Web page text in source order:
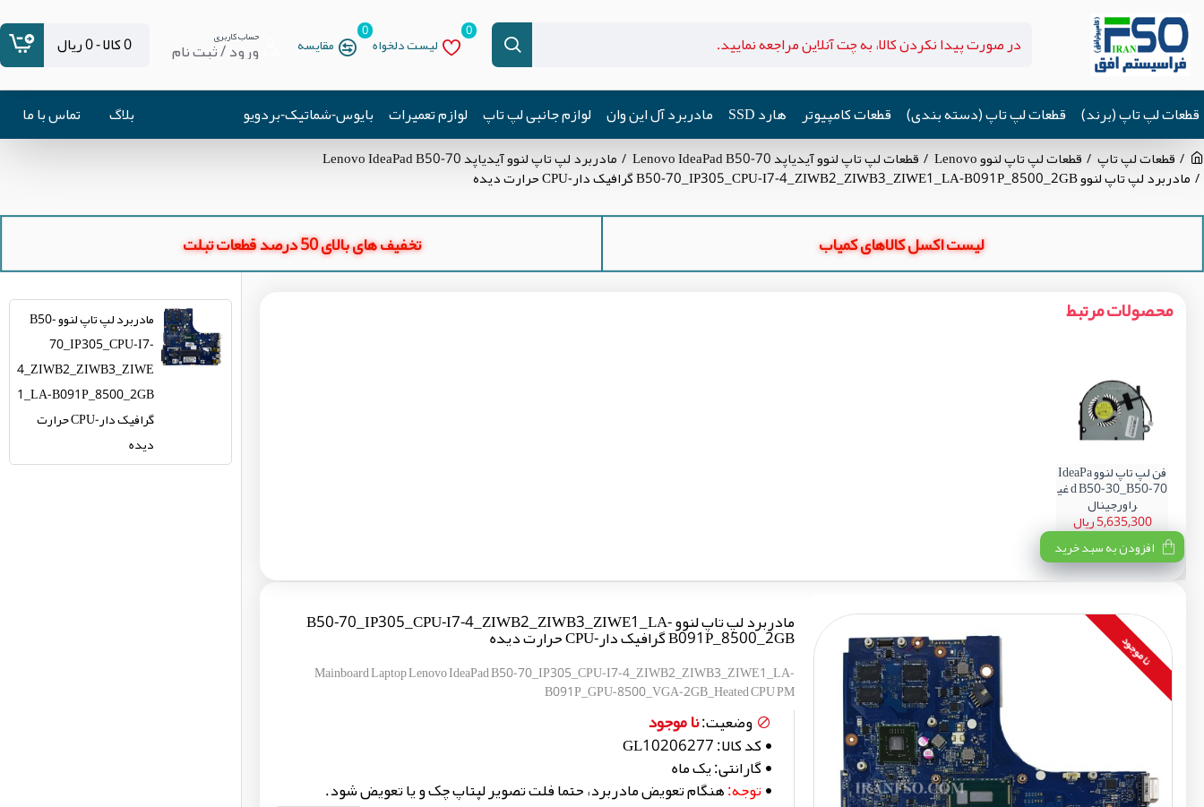
لیست دلخواه
0
مقایسه
0 حساب کاربری
ورود / ثبت نام 0 کالا - 0 ریال
قطعات لپ تاپ (برند) قطعات لپ تاپ (دسته بندی) قطعات کامپیوتر هارد SSD مادربرد آل این وان لوازم جانبی لپ تاپ لوازم تعمیرات بایوس-شماتیک-بردویو بلاگ تماس با ما
قطعات لپ تاپ قطعات لپ تاپ لنوو Lenovo قطعات لپ تاپ لنوو آیدیاپد Lenovo IdeaPad B50-70 مادربرد لپ تاپ لنوو آیدیاپد Lenovo IdeaPad B50-70
مادربرد لپ تاپ لنوو B50-70_IP305_CPU-I7-4_ZIWB2_ZIWB3_ZIWE1_LA-B091P_8500_2GB گرافیک دار-CPU حرارت دیده
لیست اکسل کالاهای کمیاب تخفیف های بالای 50 درصد قطعات تبلت
محصولات مرتبط
فن لپ تاپ لنوو IdeaPa
d B50-30_B50-70 غی
راورجینال
5,635,300 ریال
افزودن به سبد خرید
نا موجود
مادربرد لپ تاپ لنوو B50-70_IP305_CPU-I7-4_ZIWB2_ZIWB3_ZIWE1_LA-
B091P_8500_2GB گرافیک دار-CPU حرارت دیده
Mainboard Laptop Lenovo IdeaPad B50-70_IP305_CPU-I7-4_ZIWB2_ZIWB3_ZIWE1_LA-
B091P_GPU-8500_VGA-2GB_Heated CPU PM
وضعیت:نا موجود
کد کالا:GL10206277
گارانتی:یک ماه
توجه:هنگام تعویض مادربرد، حتما فلت تصویر لپتاپ چک و یا تعویض شود.
مادربرد لپ تاپ لنوو B50-
70_IP305_CPU-I7-
4_ZIWB2_ZIWB3_ZIWE
1_LA-B091P_8500_2GB
گرافیک دار-CPU حرارت
دیده